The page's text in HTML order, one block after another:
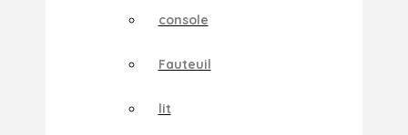
console
Fauteuil
lit